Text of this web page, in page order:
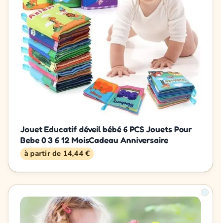
Jouet Educatif déveil bébé 6 PCS Jouets Pour
Bebe 0 3 6 12 MoisCadeau Anniversaire
à partir de 14,44 €